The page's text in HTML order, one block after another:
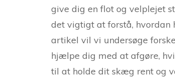
give dig en flot og velplejet
det vigtigt at forstå, hvordan
artikel vil vi undersøge
hjælpe dig med at afgøre,
til at holde dit skæg rent og